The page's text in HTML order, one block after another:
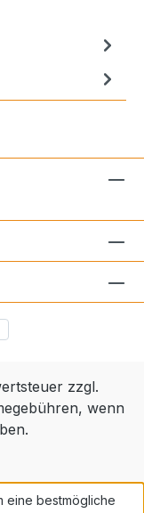
zzgl.
wenn
eine bestmögliche